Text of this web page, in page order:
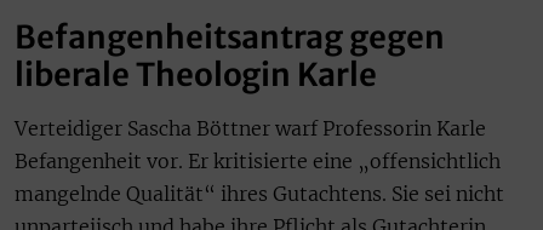
Befangenheitsantrag gegen
liberale Theologin Karle
Verteidiger Sascha Böttner warf Professorin Karle
Befangenheit vor. Er kritisierte eine „offensichtlich
mangelnde Qualität“ ihres Gutachtens. Sie sei nicht